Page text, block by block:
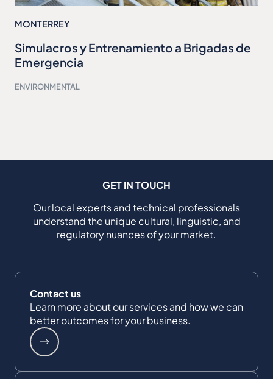
MONTERREY
Simulacros y Entrenamiento a Brigadas de
Emergencia
ENVIRONMENTAL
GET IN TOUCH
Our local experts and technical professionals
understand the unique cultural, linguistic, and
regulatory nuances of your market.
Contact us
Learn more about our services and how we can
better outcomes for your business.